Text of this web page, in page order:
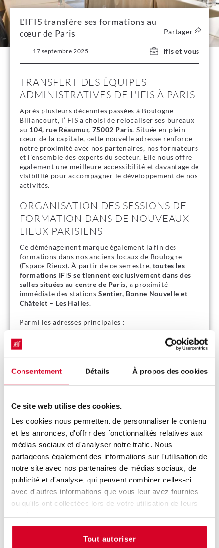
Consentement Détails À propos des cookies
Ce site web utilise des cookies.
Les cookies nous permettent de personnaliser le contenu
et les annonces, d'offrir des fonctionnalités relatives aux
médias sociaux et d'analyser notre trafic. Nous
partageons également des informations sur l'utilisation de
notre site avec nos partenaires de médias sociaux, de
publicité et d'analyse, qui peuvent combiner celles-ci
avec d'autres informations que vous leur avez fournies
ou qu'ils ont collectées lors de votre utilisation de leurs
Tout autoriser
L'IFIS transfère ses formations au
cœur de Paris
Partager
17 septembre 2025 Ifis et vous
TRANSFERT DES ÉQUIPES
ADMINISTRATIVES DE L'IFIS À PARIS
Après plusieurs décennies passées à Boulogne-
Billancourt, l’IFIS a choisi de relocaliser ses bureaux
au 104, rue Réaumur, 75002 Paris. Située en plein
cœur de la capitale, cette nouvelle adresse renforce
notre proximité avec nos partenaires, nos formateurs
et l’ensemble des experts du secteur. Elle nous offre
également une meilleure accessibilité et davantage de
visibilité pour accompagner le développement de nos
activités.
ORGANISATION DES SESSIONS DE
FORMATION DANS DE NOUVEAUX
LIEUX PARISIENS
Ce déménagement marque également la fin des
formations dans nos anciens locaux de Boulogne
(Espace Rieux). À partir de ce semestre, toutes les
formations IFIS se tiennent exclusivement dans des
salles situées au centre de Paris, à proximité
immédiate des stationsSentier, Bonne Nouvelle et
Châtelet – Les Halles.
Parmi les adresses principales :
– 17, rue de Cléry, Paris 2e
D’autres lieux viendront compléter cette liste au fil
du temps, toujours avec la même exigence de qualité
CONVOCATION AVANT CHAQUE
FORMATION
Nous insistons sur ce point :aucune formation ne se
déroule plus à Boulogne-Billancourt.
Par habitude, certains participants pourraient encore
se rendre à l’Espace Rieux. Pour éviter toute
confusion, nous vous invitons à consulter
attentivement votre convocation : elle précise
Nos équipes restent bien entendu disponibles pour